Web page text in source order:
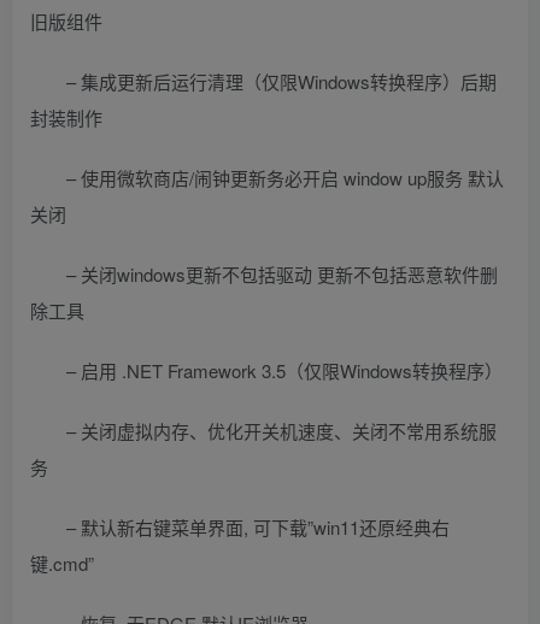
旧版组件
– 集成更新后运行清理（仅限Windows转换程序）后期
封装制作
– 使用微软商店/闹钟更新务必开启 window up服务 默认
关闭
– 关闭windows更新不包括驱动 更新不包括恶意软件删
除工具
– 启用 .NET Framework 3.5（仅限Windows转换程序）
– 关闭虚拟内存、优化开关机速度、关闭不常用系统服
务
– 默认新右键菜单界面, 可下载”win11还原经典右
键.cmd”